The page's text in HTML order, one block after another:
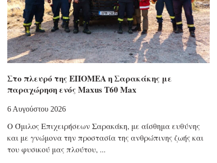
Στο πλευρό της ΕΠΟΜΕΑ η Σαρακάκης με
παραχώρηση ενός Maxus T60 Max
6 Αυγούστου 2026
Ο Όμιλος Επιχειρήσεων Σαρακάκη, με αίσθημα ευθύνης
και με γνώμονα την προστασία της ανθρώπινης ζωής και
του φυσικού μας πλούτου,